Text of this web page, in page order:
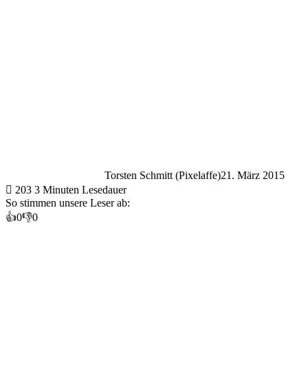
Torsten Schmitt (Pixelaffe)21. März 2015
203 3 Minuten Lesedauer
So stimmen unsere Leser ab:
👍0👎0